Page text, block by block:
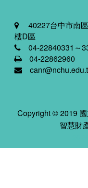
40227台中市南
樓D區
04-22840331～
04-22862960
Copyright © 2019
智慧財